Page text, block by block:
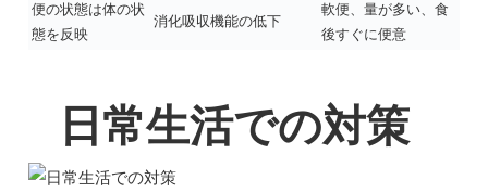
便の状態は体の状
態を反映
消化吸収機能の低下
軟便、量が多い、食
後すぐに便意
日常生活での対策